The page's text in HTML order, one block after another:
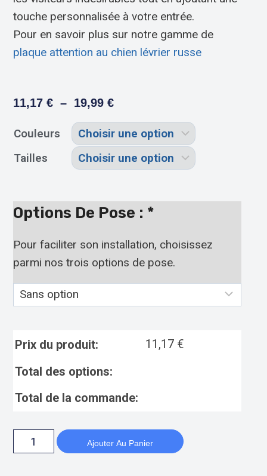
touche personnalisée à votre entrée.
Pour en savoir plus sur notre gamme de
plaque attention au chien lévrier russe
11,17€ – 19,99€
Couleurs
Tailles
Options De Pose : *
Pour faciliter son installation, choisissez
parmi nos trois options de pose.
Prix du produit: 11,17 €
Total des options:
Total de la commande:
Ajouter Au Panier